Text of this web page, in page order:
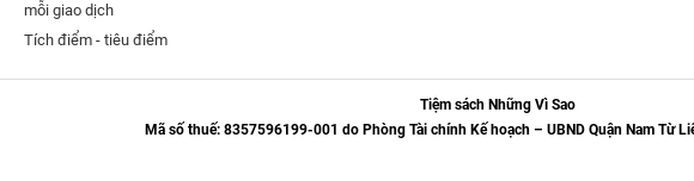
mỗi giao dịch
Tích điểm - tiêu điểm
Tiệm sách Những Vì Sao
Mã số thuế: 8357596199-001 do Phòng Tài chính Kế hoạch – UBND Quận Nam Từ